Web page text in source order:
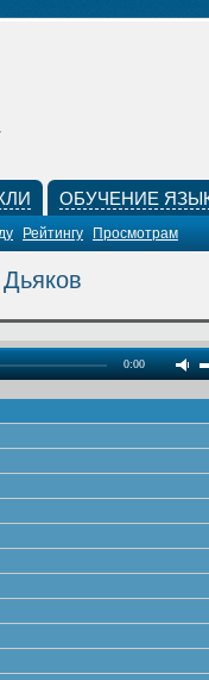
ОБУЧЕНИЕ
Рейтингу Просмотрам
0:00